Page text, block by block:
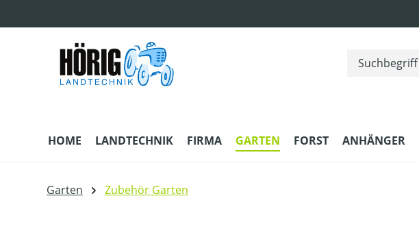
HOME LANDTECHNIK FIRMA GARTEN FORST ANHÄNGER
Garten Zubehör Garten